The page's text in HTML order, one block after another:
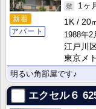
新着
アパート
1ヶ
1K
20
1988年2
江戸川
東京メ
明るい角部屋です♪
エクセル６